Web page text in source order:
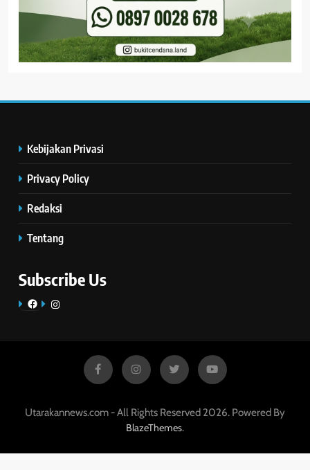
Kebijakan Privasi
Privacy Policy
Redaksi
Tentang
Subscribe Us
FacebookInstagram
Utarakannews.com - All Rights Reserved 2026. Powered By
BlazeThemes.